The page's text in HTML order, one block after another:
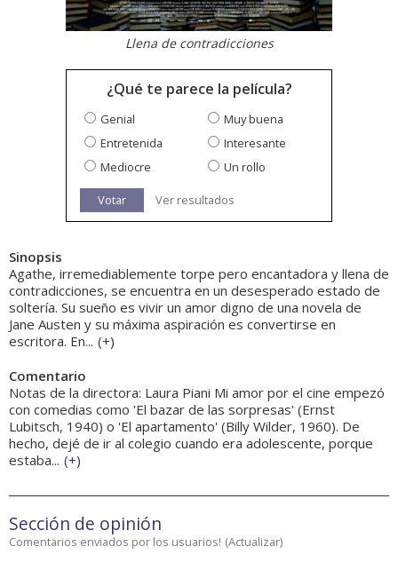
Llena de contradicciones
¿Qué te parece la película?
Genial
Muy buena
Entretenida
Interesante
Mediocre
Un rollo
Votar Ver resultados
Sinopsis
Agathe, irremediablemente torpe pero encantadora y llena de
contradicciones, se encuentra en un desesperado estado de
soltería. Su sueño es vivir un amor digno de una novela de
Jane Austen y su máxima aspiración es convertirse en
escritora. En... (+)
Comentario
Notas de la directora: Laura Piani Mi amor por el cine empezó
con comedias como 'El bazar de las sorpresas' (Ernst
Lubitsch, 1940) o 'El apartamento' (Billy Wilder, 1960). De
hecho, dejé de ir al colegio cuando era adolescente, porque
estaba... (+)
Sección de opinión
Comentarios enviados por los usuarios! (Actualizar)